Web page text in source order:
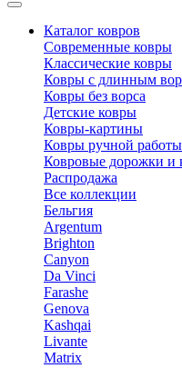
Каталог ковров
Современные ковры
Классические ковры
Ковры с длинным
Ковры без ворса
Детские ковры
Ковры-картины
Ковры ручной работы
Ковровые дорожки и
Распродажа
Все коллекции
Бельгия
Argentum
Brighton
Canyon
Da Vinci
Farashe
Genova
Kashqai
Livante
Matrix